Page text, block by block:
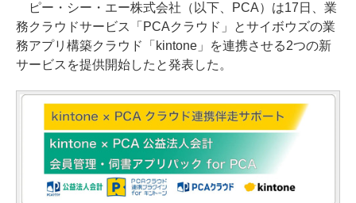
ピー・シー・エー株式会社（以下、PCA）は17日、業
務クラウドサービス「PCAクラウド」とサイボウズの業
務アプリ構築クラウド「kintone」を連携させる2つの新
サービスを提供開始したと発表した。